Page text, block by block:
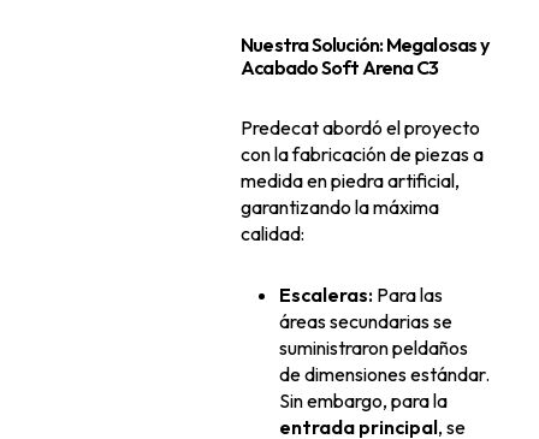
Nuestra Solución: Megalosas y
Acabado Soft Arena C3
Predecat abordó el proyecto
con la fabricación de piezas a
medida en piedra artificial,
garantizando la máxima
calidad:
Escaleras: Para las
áreas secundarias se
suministraron peldaños
de dimensiones estándar.
Sin embargo, para la
entrada principal, se